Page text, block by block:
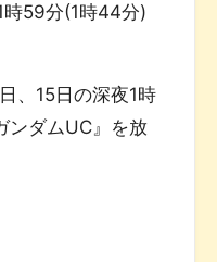
59分(1時44分)
、15日の深夜1時
ンダムUC』を放